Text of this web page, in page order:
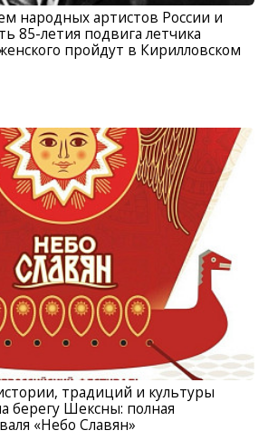
народных артистов России и
85-летия подвига летчика
пройдут в Кирилловском
традиций и культуры
берегу Шексны: полная
«Небо Славян»